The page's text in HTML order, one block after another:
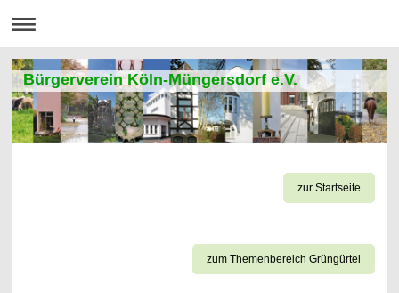
Bürgerverein Köln-Müngersdorf e.V.
zur Startseite
zum Themenbereich Grüngürtel